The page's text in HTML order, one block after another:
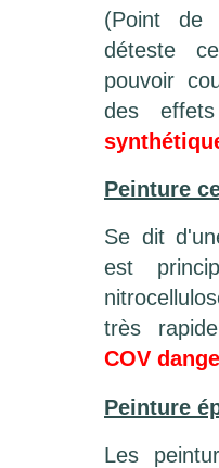
(Point
déteste
pouvoir
des
Peinture
Se dit
est
très
COV
Peinture
Les